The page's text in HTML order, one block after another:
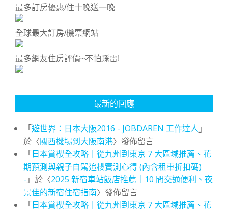
最多訂房優惠/住十晚送一晚
全球最大訂房/機票網站
最多網友住房評價~不怕踩雷!
最新的回應
「遊世界：日本大阪2016 - JOBDAREN 工作達人 」
於〈關西機場到大阪南港〉發佈留言
「日本賞櫻全攻略｜從九州到東京 7 大區域推薦、花
期預測與親子自駕追櫻實測心得 (內含租車折扣碼)
- 」於〈2025 新宿車站飯店推薦｜10 間交通便利、夜
景佳的新宿住宿指南〉發佈留言
「日本賞櫻全攻略｜從九州到東京 7 大區域推薦、花